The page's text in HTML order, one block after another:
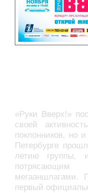
«Руки Вверх!»
своей
поклонников, но
Петербурге
летию группы,
мегааншлагами.
первый